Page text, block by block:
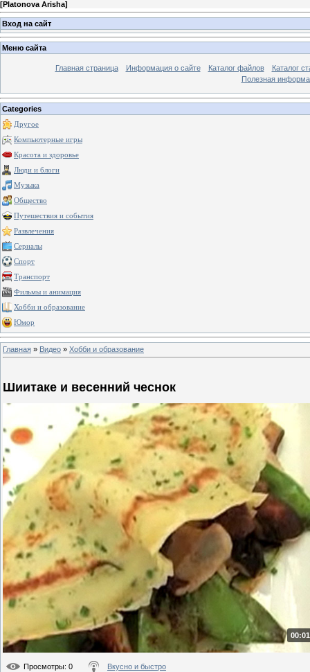
[Platonova Arisha]
Вход на сайт
Меню сайта
Главная страница Информация о сайте Каталог файлов
Каталог
Полезная
Categories
Другое
Компьютерные игры
Красота и здоровье
Люди и блоги
Музыка
Общество
Путешествия и события
Развлечения
Сериалы
Спорт
Транспорт
Фильмы и анимация
Хобби и образование
Юмор
Главная » Видео » Хобби и образование
Шиитаке и весенний чеснок
Просмотры: 0 Вкусно и быстро